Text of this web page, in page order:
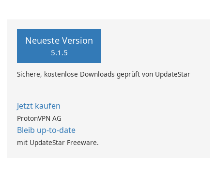
Neueste Version
5.1.5
Sichere, kostenlose Downloads geprüft von UpdateStar
Jetzt kaufen
ProtonVPN AG
Bleib up-to-date
mit UpdateStar Freeware.